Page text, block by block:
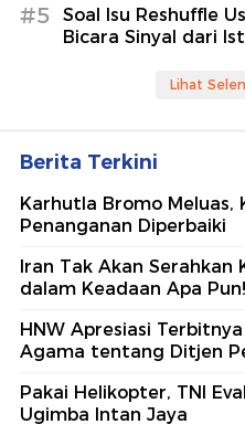
#5
Soal Isu Reshuffle
Bicara Sinyal dari
Lihat
Berita Terkini
Karhutla Bromo Meluas,
Penanganan Diperbaiki
Iran Tak Akan Serahkan
dalam Keadaan Apa Pun!
HNW Apresiasi
Agama tentang Ditjen
Pakai Helikopter, TNI
Ugimba Intan Jaya